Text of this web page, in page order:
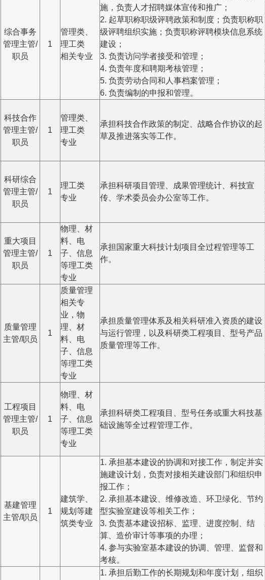
综合事务
管理主管/
职员
1
管理类、
理工类
相关专业
施，负责人才招聘媒体宣传和推广；
2. 起草职称职级评聘政策和制度；负责职称职
级评聘组织实施；负责职称评聘模块信息系统
建设；
3. 负责访问学者接受和管理；
4. 负责年度和聘期考核管理；
5. 负责劳动合同和人事档案管理；
6. 负责编制的申报和管理。
科技合作
管理主管/
职员
1
管理类、
理工类
专业
承担科技合作政策的制定、战略合作协议的起
草及推进落实等工作。
科研综合
管理主管/
职员
1
理工类
专业
承担科研项目管理、成果管理统计、科技宣
传、学术委员会办公室等工作。
重大项目
管理主管/
职员
1
物理、材
料、电
子、信息
等理工类
专业
承担国家重大科技计划项目全过程管理等工
作。
质量管理
主管/职员
1
质量管理
相关专
业，物
理、材
料、电
子、信息
等理工类
专业
承担质量管理体系及相关科研准入资质的建设
与运行管理，以及科研类工程项目、型号产品
质量管理等工作。
工程项目
管理主管/
职员
1
物理、材
料、电
子、信息
等理工类
专业
承担科研类工程项目、型号任务或重大科技基
础设施等全过程管理工作。
基建管理
主管/职员
1
建筑学、
规划等建
筑类专业
1. 承担基本建设的协调和对接工作，制定并实
施建设计划，负责对接相关建设部门和组织申
报工作；
2. 承担基本建设、维修改造、环卫绿化、节约
型实验室建设等相关工作；
3. 负责基本建设招标、监理、进度控制、结
算、造价审计等事项的办理；
4. 参与实验室基本建设的协调、管理、监督和
考核。
1. 承担后勤工作的长期规划和年度计划，组织